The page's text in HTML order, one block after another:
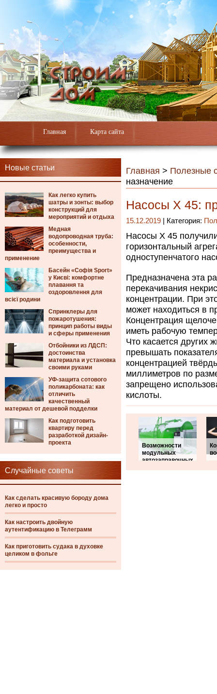
Главная Карта сайта
Новые статьи
Как легко купить
шатры и зонты: выбор
конструкций для
мероприятий и отдыха
Медная
водопроводная труба:
особенности,
преимущества и
применение
Басейн «Софія Sport»
у Києві: комфортне
плавання та
оздоровлення для
всієї родини
Спринклеры для
пожаротушения:
принцип работы виды
и сферы применения
Отбойники из ЛДСП:
достоинства
материала и установка
своими руками
УФ-защита сотового
поликарбоната: как
отличить
качественный
материал от дешевой подделки
Как подготовить
квартиру перед
разработкой дизайн-
проекта
Случайные советы
Как сделать красивую бороду дома
легко и просто
Как настроить двойную
аутентификацию в Телеграмм
Как приготовить судака в духовке
целиком в фольге
Главная > Полезные
назначение
Насосы Х 45:
15.12.2019 | Категория:
Насосы Х 45
горизонтальный
одноступенчатого
Предназначена эта
перекачивания
концентрации. При
может находиться в
Концентрация
иметь рабочую
Что касается других
превышать
концентрацией
миллиметров по
запрещено
кислоты.
Возможности
модульных
автозаправочных